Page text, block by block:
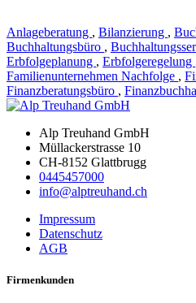
Anlageberatung , Bilanzierung ,
Buchhaltungsbüro ,
Erbfolgeplanung , Erbfolgeregelung
Familienunternehmen Nachfolge ,
Finanzberatungsbüro ,
Alp Treuhand GmbH
Müllackerstrasse 10
CH-8152 Glattbrugg
0445457000
info@alptreuhand.ch
Impressum
Datenschutz
AGB
Firmenkunden